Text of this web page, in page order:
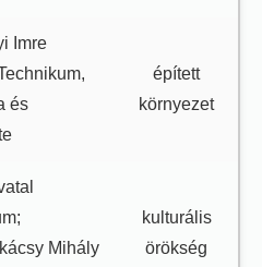
Imre
és
épített
környezet
Mihály
kulturális
örökség